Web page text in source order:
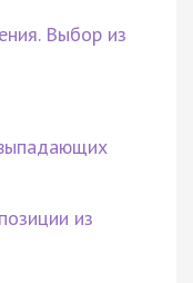
Выбор из
из